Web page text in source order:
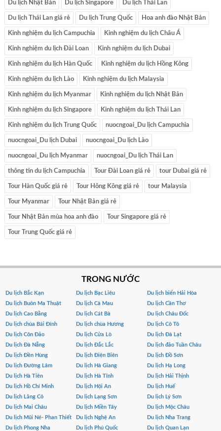
Du lịch Nhật Bản Du lịch Singapore Du lịch Thái Lan
Du lịch Thái Lan giá rẻ Du lịch Trung Quốc Hoa anh đào Nhật Bản
Kinh nghiệm du lịch Campuchia Kinh nghiệm du lịch Châu Á
Kinh nghiệm du lịch Đài Loan Kinh nghiệm du lịch Dubai
Kinh nghiệm du lịch Hàn Quốc Kinh nghiệm du lịch Hồng Kông
Kinh nghiệm du lịch Lào Kinh nghiệm du lịch Malaysia
Kinh nghiệm du lịch Myanmar Kinh nghiệm du lịch Nhật Bản
Kinh nghiệm du lịch Singapore Kinh nghiệm du lịch Thái Lan
Kinh nghiệm du lịch Trung Quốc nuocngoai_Du lịch Campuchia
nuocngoai_Du lịch Dubai nuocngoai_Du lịch Lào
nuocngoai_Du lịch Myanmar nuocngoai_Du lịch Thái Lan
thông tin du lịch Campuchia Tour Đài Loan giá rẻ tour Dubai giá rẻ
Tour Hàn Quốc giá rẻ Tour Hông Kông giá rẻ tour Malaysia
Tour Myanmar Tour Nhật Bản giá rẻ
Tour Nhật Bản mùa hoa anh đào Tour Singapore giá rẻ
Tour Trung Quốc giá rẻ
TRONG NƯỚC
Du lịch Bắc Kạn Du lịch Bạc Liêu
Du lịch biển Hải Hòa
Du lịch Buôn Ma Thuật
Du lịch Cà Mau
Du lịch Cần Thơ
Du lịch Cao Bằng
Du lịch Cát Bà
Du lịch Châu Đốc
Du lịch chùa Bái Đính
Du lịch chùa Hương
Du lịch Cô Tô
Du lịch Côn Đảo
Du lịch Cửa Lò
Du lịch Đà Lạt
Du lịch Đà Nẵng
Du lịch Đắc Lắc
Du lịch đảo Tuần Châu
Du lịch Đền Hùng
Du lịch Điện Biên
Du lịch Đồ Sơn
Du lịch Đường Lâm
Du lịch Hà Giang
Du lịch Hạ Long
Du lịch Hà Tiên
Du lịch Hà Tĩnh
Du lịch Hải Thịnh
Du lịch Hồ Chí Minh
Du lịch Hội An
Du lịch Huế
Du lịch Lăng Cô
Du lịch Lạng Sơn
Du lịch Lý Sơn
Du lịch Mai Châu
Du lịch Miền Tây
Du lịch Mộc Châu
Du lịch Mũi Né- Phan Thiết
Du lịch Nghệ An
Du lịch Nha Trang
Du lịch Phong Nha
Du lịch Phú Quốc
Du lịch Quan Lạn